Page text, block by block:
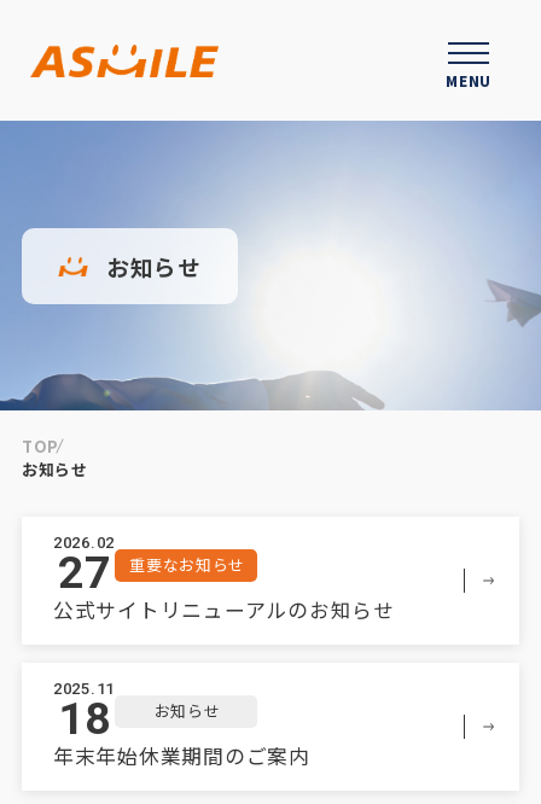
MENU
お知らせ
TOP
お知らせ
2026.02
27 重要なお知らせ
公式サイトリニューアルのお知らせ
2025.11
18 お知らせ
年末年始休業期間のご案内